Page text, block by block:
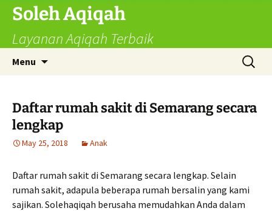
Skip
content
Soleh Aqiqah
Layanan Aqiqah Terbaik
Menu
Search
for:
Daftar rumah sakit di Semarang secara
lengkap
May 25, 2018 Anak
Daftar rumah sakit di Semarang secara lengkap. Selain
rumah sakit, adapula beberapa rumah bersalin yang kami
sajikan. Solehaqiqah berusaha memudahkan Anda dalam